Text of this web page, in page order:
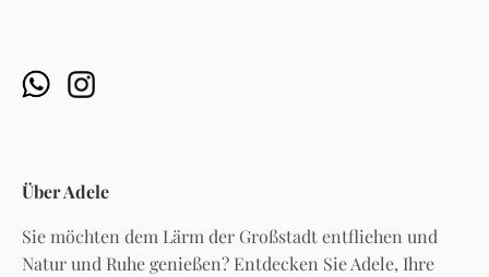
Über Adele
Sie möchten dem Lärm der Großstadt entfliehen und
Natur und Ruhe genießen? Entdecken Sie Adele, Ihre